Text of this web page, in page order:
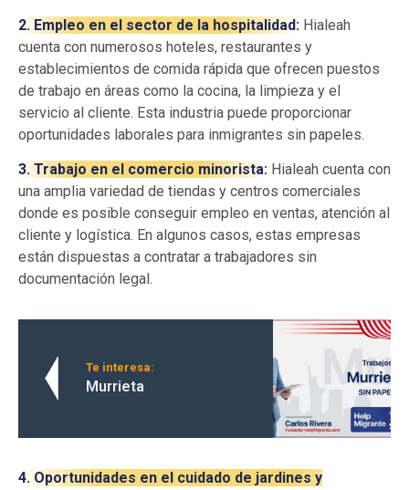
2. Empleo en el sector de la hospitalidad: Hialeah
cuenta con numerosos hoteles, restaurantes y
establecimientos de comida rápida que ofrecen puestos
de trabajo en áreas como la cocina, la limpieza y el
servicio al cliente. Esta industria puede proporcionar
oportunidades laborales para inmigrantes sin papeles.
3. Trabajo en el comercio minorista: Hialeah cuenta con
una amplia variedad de tiendas y centros comerciales
donde es posible conseguir empleo en ventas, atención al
cliente y logística. En algunos casos, estas empresas
están dispuestas a contratar a trabajadores sin
documentación legal.
Te interesa:
Murrieta
4. Oportunidades en el cuidado de jardines y